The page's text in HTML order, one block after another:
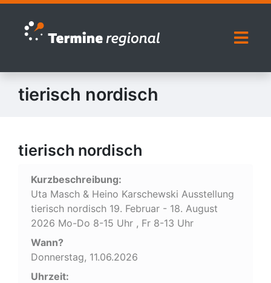
Zur Navigation springen
Zum Inhalt springen
tierisch nordisch
tierisch nordisch
Kurzbeschreibung:
Uta Masch & Heino Karschewski Ausstellung
tierisch nordisch 19. Februar - 18. August
2026 Mo-Do 8-15 Uhr , Fr 8-13 Uhr
Wann?
Donnerstag, 11.06.2026
Uhrzeit: